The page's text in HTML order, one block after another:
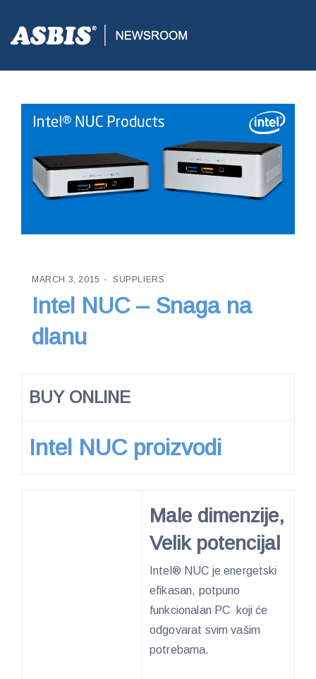
ASBIS CROATIA> SUPPLIERS> INTEL NUC – SNAGA NA DLANU
MARCH 3, 2015 SUPPLIERS
Intel NUC – Snaga na
dlanu
BUY ONLINE
Intel NUC proizvodi
Male dimenzije,
Velik potencijal
Intel® NUC je energetski
efikasan, potpuno
funkcionalan PC koji će
odgovarat svim vašim
potrebama.